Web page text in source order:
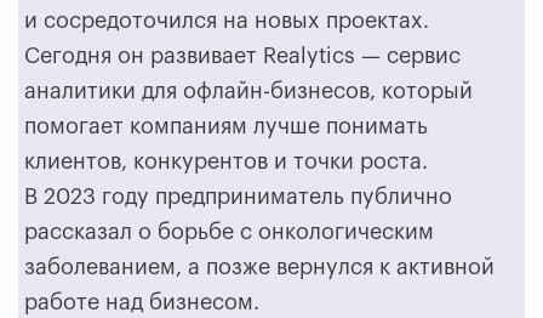
и сосредоточился на новых проектах.
Сегодня он развивает Realytics — сервис
аналитики для офлайн-бизнесов, который
помогает компаниям лучше понимать
клиентов, конкурентов и точки роста.
В 2023 году предприниматель публично
рассказал о борьбе с онкологическим
заболеванием, а позже вернулся к активной
работе над бизнесом.